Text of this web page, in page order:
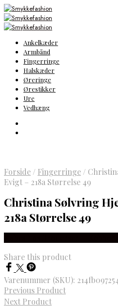
Ankelkæder
Armbånd
Fingerringe
Halskæder
Øreringe
Ørestikker
Ure
Vedhæng
Forside / Fingerringe /
Evigt – 218a Størrelse 49
Christina Sølvring
218a Størrelse 49
Share this product
Varenummer (SKU):
Previous Product
Next Product